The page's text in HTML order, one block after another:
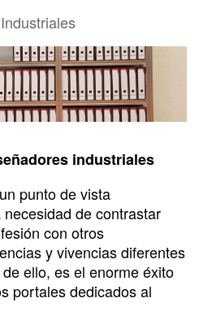
industriales
punto de vista
de contrastar
con otros
y vivencias diferentes
ello, es el enorme éxito
portales dedicados al